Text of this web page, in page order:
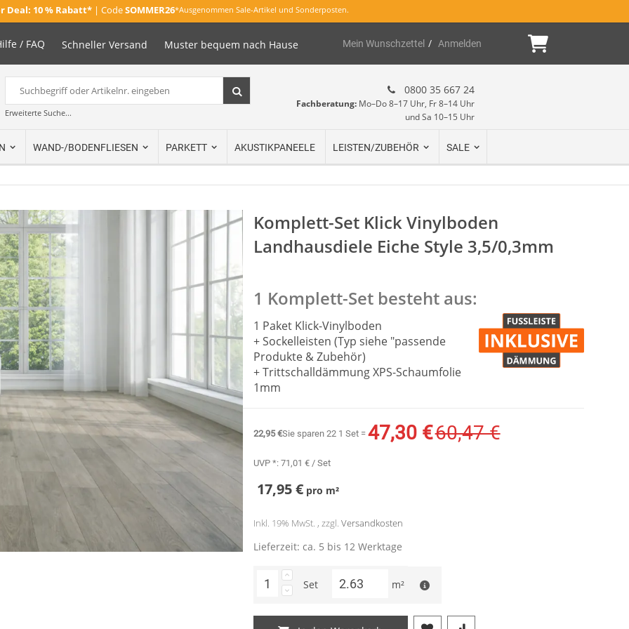
Deal: 10 % Rabatt*| CodeSOMMER26*Ausgenommen Sale-Artikel und Sonderposten.
/ FAQ Schneller Versand Muster bequem nach Hause Mein
Mein Wunschzettel Anmelden
Suche
Suche
Erweiterte Suche...
0800 35 667 24
Fachberatung: Mo–Do 8–17 Uhr, Fr 8–14 Uhr
und Sa 10–15 Uhr
WAND-/BODENFLIESEN PARKETT AKUSTIKPANEELE LEISTEN/ZUBEHÖR SALE
Komplett-Set Klick Vinylboden
Landhausdiele Eiche Style 3,5/0,3mm
1 Komplett-Set besteht aus:
1 Paket Klick-Vinylboden
+ Sockelleisten (Typ siehe "passende
Produkte & Zubehör)
+ Trittschalldämmung XPS-Schaumfolie
1mm
22,95 €Sie sparen 22 1 Set = Sonderangebot
47,30 €60,47 €
UVP *: 71,01 €/ Set
17,95 €pro m²
Inkl. 19% MwSt. , zzgl. Versandkosten
Lieferzeit: ca. 5 bis 12 Werktage
Set m²